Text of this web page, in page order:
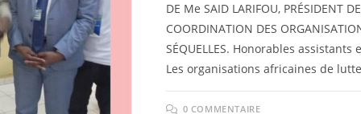
DE Me SAID LARIFOU, PRÉSIDENT
COORDINATION DES
SÉQUELLES. Honorables
Les organisations africaines de
0 COMMENTAIRE